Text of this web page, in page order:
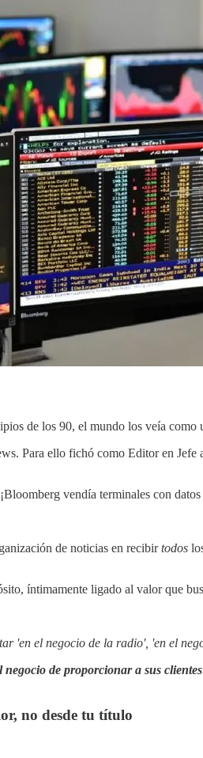
de los 90, el mundo los veía como
Para ello fichó como Editor en
vendía terminales con
de noticias en recibirtodos
íntimamente ligado al valor que
'en el negocio de la radio', 'en el
negocio de proporcionar a sus
no desde tu título